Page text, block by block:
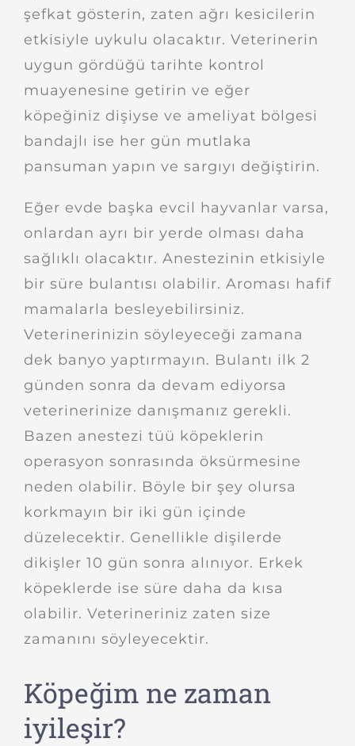
şefkat gösterin, zaten ağrı kesicilerin
etkisiyle uykulu olacaktır. Veterinerin
uygun gördüğü tarihte kontrol
muayenesine getirin ve eğer
köpeğiniz dişiyse ve ameliyat bölgesi
bandajlı ise her gün mutlaka
pansuman yapın ve sargıyı değiştirin.
Eğer evde başka evcil hayvanlar varsa,
onlardan ayrı bir yerde olması daha
sağlıklı olacaktır. Anestezinin etkisiyle
bir süre bulantısı olabilir. Aroması hafif
mamalarla besleyebilirsiniz.
Veterinerinizin söyleyeceği zamana
dek banyo yaptırmayın. Bulantı ilk 2
günden sonra da devam ediyorsa
veterinerinize danışmanız gerekli.
Bazen anestezi tüü köpeklerin
operasyon sonrasında öksürmesine
neden olabilir. Böyle bir şey olursa
korkmayın bir iki gün içinde
düzelecektir. Genellikle dişilerde
dikişler 10 gün sonra alınıyor. Erkek
köpeklerde ise süre daha da kısa
olabilir. Veterineriniz zaten size
zamanını söyleyecektir.
Köpeğim ne zaman
iyileşir?